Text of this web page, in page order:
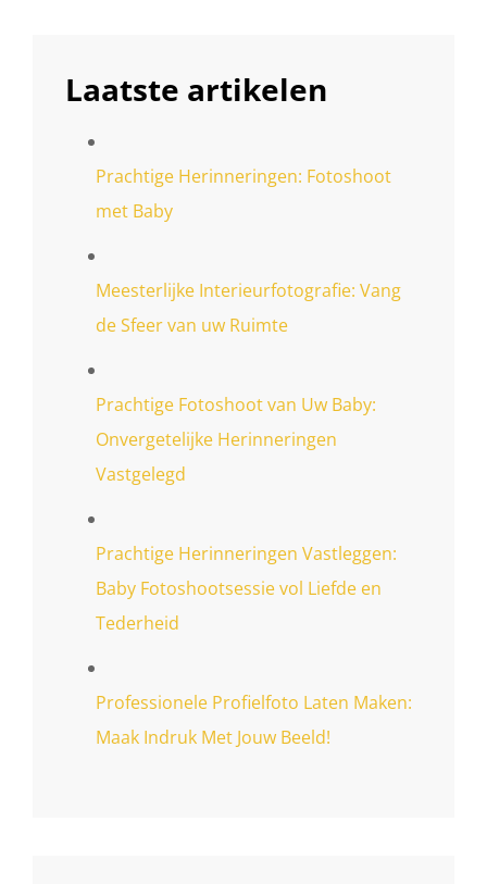
Laatste artikelen
Prachtige Herinneringen: Fotoshoot
met Baby
Meesterlijke Interieurfotografie: Vang
de Sfeer van uw Ruimte
Prachtige Fotoshoot van Uw Baby:
Onvergetelijke Herinneringen
Vastgelegd
Prachtige Herinneringen Vastleggen:
Baby Fotoshootsessie vol Liefde en
Tederheid
Professionele Profielfoto Laten Maken:
Maak Indruk Met Jouw Beeld!